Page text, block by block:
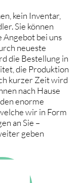
kein Inventar,
Sie können
Angebot bei uns
neueste
die Bestellung in
die Produktion
kurzer Zeit wird
nach Hause
enorme
wir in Form
an Sie –
geben